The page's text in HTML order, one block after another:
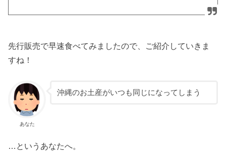
先行販売で早速食べてみましたので、ご紹介していきま
すね！
あなた
沖縄のお土産がいつも同じになってしまう
…というあなたへ。